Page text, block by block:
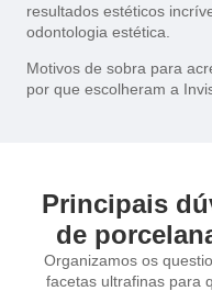
resultados estéticos
odontologia estética.
Motivos de sobra para
por que escolheram a
Principais
de
Organizamos os
facetas ultrafinas para